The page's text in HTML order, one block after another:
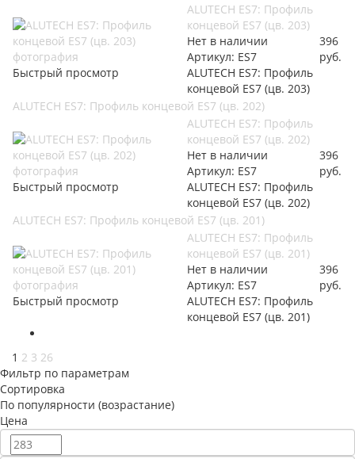
Быстрый просмотр
ALUTECH ES7: Профиль
концевой ES7 (цв. 203)
Нет в наличии
Артикул: ES7
ALUTECH ES7: Профиль
концевой ES7 (цв. 203)
396
руб.
ALUTECH ES7: Профиль концевой ES7 (цв. 202)
Быстрый просмотр
ALUTECH ES7: Профиль
концевой ES7 (цв. 202)
Нет в наличии
Артикул: ES7
ALUTECH ES7: Профиль
концевой ES7 (цв. 202)
396
руб.
ALUTECH ES7: Профиль концевой ES7 (цв. 201)
Быстрый просмотр
ALUTECH ES7: Профиль
концевой ES7 (цв. 201)
Нет в наличии
Артикул: ES7
ALUTECH ES7: Профиль
концевой ES7 (цв. 201)
396
руб.
1 2 3 26
Фильтр по параметрам
Сортировка
По популярности (возрастание)
Цена